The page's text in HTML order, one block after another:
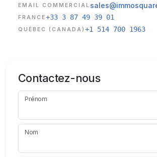
EMAIL COMMERCIAL
FRANCE+33 3 87 49 39 01
QUÉBEC (CANADA) +1 514 700 1963
Contactez-nous
Prénom
Nom